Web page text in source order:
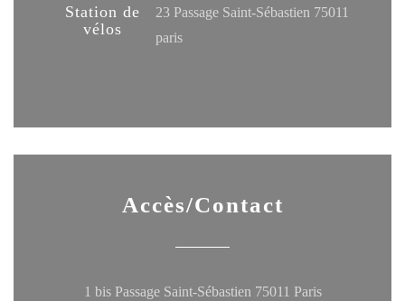
Station de
vélos
23 Passage Saint-Sébastien 75011
paris
Accès/Contact
1 bis Passage Saint-Sébastien 75011 Paris((ouvre une